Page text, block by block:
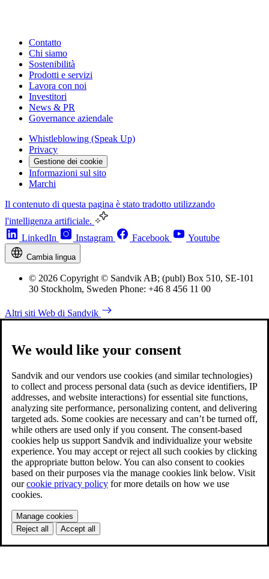
Contatto
Chi siamo
Sostenibilità
Prodotti e servizi
Lavora con noi
Investitori
News & PR
Governance aziendale
Whistleblowing (Speak Up)
Privacy
Gestione dei cookie
Informazioni sul sito
Marchi
Il contenuto di questa pagina è stato tradotto utilizzando
l'intelligenza artificiale.
LinkedIn
Instagram Facebook Youtube
Cambia lingua
© 2026 Copyright © Sandvik AB; (publ) Box 510, SE-101
30 Stockholm, Sweden Phone: +46 8 456 11 00
Altri siti Web di Sandvik
We would like your consent
Sandvik and our vendors use cookies (and similar technologies)
to collect and process personal data (such as device identifiers, IP
addresses, and website interactions) for essential site functions,
analyzing site performance, personalizing content, and delivering
targeted ads. Some cookies are necessary and can’t be turned off,
while others are used only if you consent. The consent-based
cookies help us support Sandvik and individualize your website
experience. You may accept or reject all such cookies by clicking
the appropriate button below. You can also consent to cookies
based on their purposes via the manage cookies link below. Visit
ourcookie privacy policy for more details on how we use
cookies.
Manage cookies
Reject all
Accept all